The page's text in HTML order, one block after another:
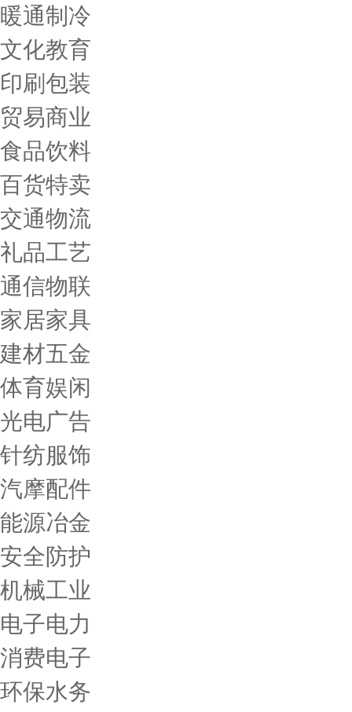
暖通制冷
文化教育
印刷包装
贸易商业
食品饮料
百货特卖
交通物流
礼品工艺
通信物联
家居家具
建材五金
体育娱闲
光电广告
针纺服饰
汽摩配件
能源冶金
安全防护
机械工业
电子电力
消费电子
环保水务